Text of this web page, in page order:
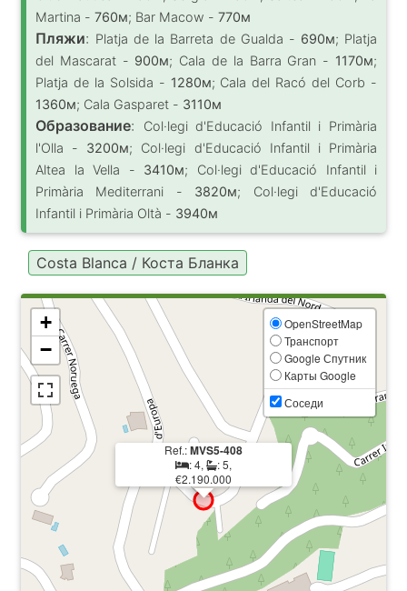
Martina - 760м; Bar Macow - 770м
Пляжи: Platja de la Barreta de Gualda - 690м; Platja
del Mascarat - 900м; Cala de la Barra Gran - 1170м;
Platja de la Solsida - 1280м; Cala del Racó del Corb -
1360м; Cala Gasparet - 3110м
Образование:
Col·legi d'Educació Infantil i Primària
l'Olla - 3200м; Col·legi d'Educació Infantil i Primària
Altea la Vella - 3410м; Col·legi d'Educació Infantil i
Primària Mediterrani - 3820м; Col·legi d'Educació
Infantil i Primària Oltà - 3940м
Costa Blanca / Коста Бланка
Ref.:MVS5-408
: 4,
: 5,
€2.190.000
+
−
OpenStreetMap
Транспорт
Google Спутник
Карты Google
Соседи